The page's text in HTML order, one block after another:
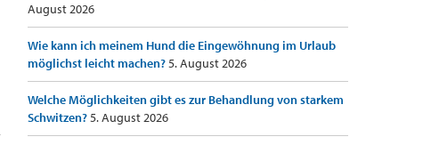
August 2026
Wie kann ich meinem Hund die Eingewöhnung im Urlaub
möglichst leicht machen?5. August 2026
Welche Möglichkeiten gibt es zur Behandlung von starkem
Schwitzen?5. August 2026